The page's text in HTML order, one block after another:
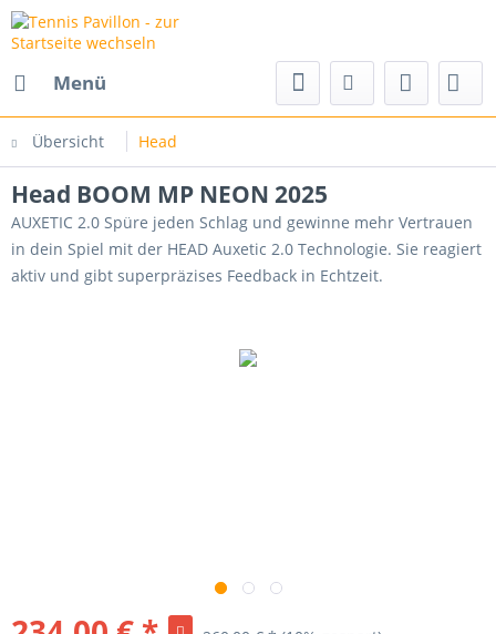
Menü
Übersicht Head
Head BOOM MP NEON 2025
AUXETIC 2.0 Spüre jeden Schlag und gewinne mehr Vertrauen
in dein Spiel mit der HEAD Auxetic 2.0 Technologie. Sie reagiert
aktiv und gibt superpräzises Feedback in Echtzeit.